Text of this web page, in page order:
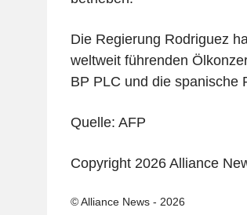
Die Regierung Rodriguez
weltweit führenden
BP PLC und die spanische
Quelle: AFP
Copyright 2026 Alliance
© Alliance News - 2026